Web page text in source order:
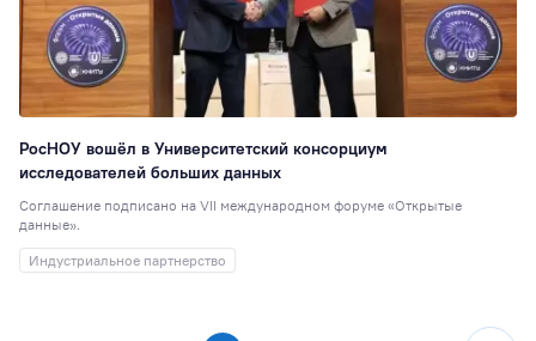
РосНОУ вошёл в Университетский консорциум
исследователей больших данных
Соглашение подписано на VII международном форуме «Открытые
данные».
Индустриальное партнерство